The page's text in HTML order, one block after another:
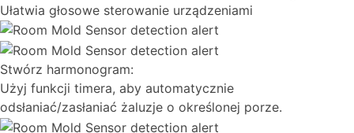
Ułatwia głosowe sterowanie urządzeniami
Stwórz harmonogram:
Użyj funkcji timera, aby automatycznie
odsłaniać/zasłaniać żaluzje o określonej porze.